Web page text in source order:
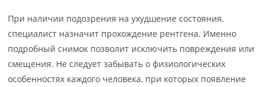
При наличии подозрения на ухудшение состояния,
специалист назначит прохождение рентгена. Именно
подробный снимок позволит исключить повреждения или
смещения. Не следует забывать о физиологических
особенностях каждого человека, при которых появление